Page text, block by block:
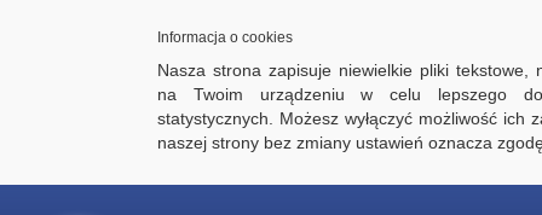
Informacja o cookies
Nasza strona zapisuje niewielkie pliki tekstowe,
na Twoim urządzeniu w celu lepszego
statystycznych. Możesz wyłączyć możliwość ich
naszej strony bez zmiany ustawień oznacza